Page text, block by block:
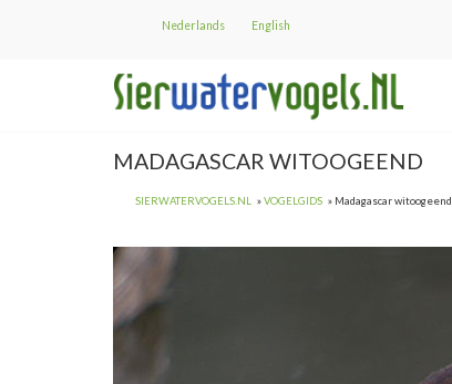
Nederlands English
MADAGASCAR WITOOGEEND
SIERWATERVOGELS.NL VOGELGIDS Madagascar witoogeend